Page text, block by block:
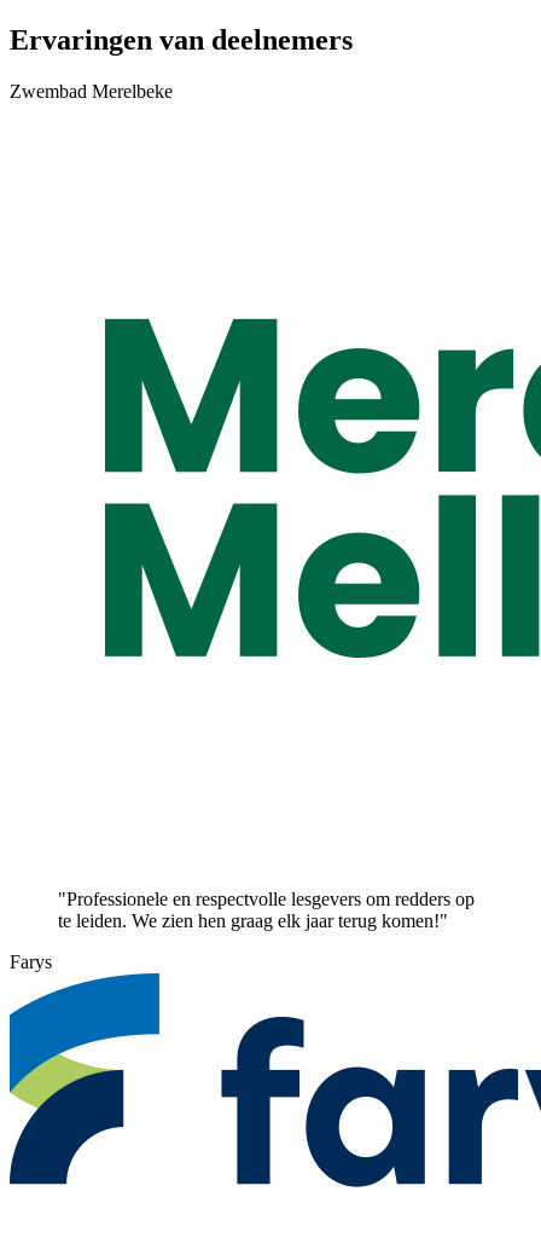
Ervaringen van deelnemers
Zwembad Merelbeke
"Professionele en respectvolle lesgevers om redders op
te leiden. We zien hen graag elk jaar terug komen!"
Farys